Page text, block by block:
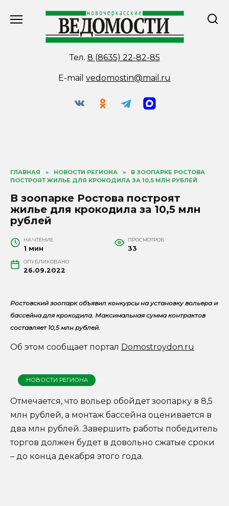
Тел. 8 (8635) 22-82-85
E-mail vedomostin@mail.ru
ГЛАВНАЯ » НОВОСТИ РЕГИОНА »
В ЗООПАРКЕ РОСТОВА
ПОСТРОЯТ ЖИЛЬЕ ДЛЯ КРОКОДИЛА ЗА 10,5 МЛН РУБЛЕЙ
В зоопарке Ростова построят
жилье для крокодила за 10,5 млн
рублей
НА ЧТЕНИЕ
1 мин
ПРОСМОТРОВ
33
ОПУБЛИКОВАНО
26.09.2022
Ростовский зоопарк объявил конкурсы на установку вольера и
бассейна для крокодила. Максимальная сумма контрактов
составляет 10,5 млн рублей.
Об этом сообщает портал Domostroydon.ru
НОВОСТИ РЕГИОНА
Отмечается, что вольер обойдет зоопарку в 8,5
млн рублей, а монтаж бассейна оценивается в
два млн рублей. Завершить работы победитель
торгов должен будет в довольно сжатые сроки
– до конца декабря этого года.